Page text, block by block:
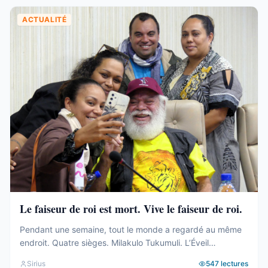
ACTUALITÉ
Le faiseur de roi est mort. Vive le faiseur de roi.
Pendant une semaine, tout le monde a regardé au même
endroit. Quatre sièges. Milakulo Tukumuli. L’Éveil
Sirius 547 lectures